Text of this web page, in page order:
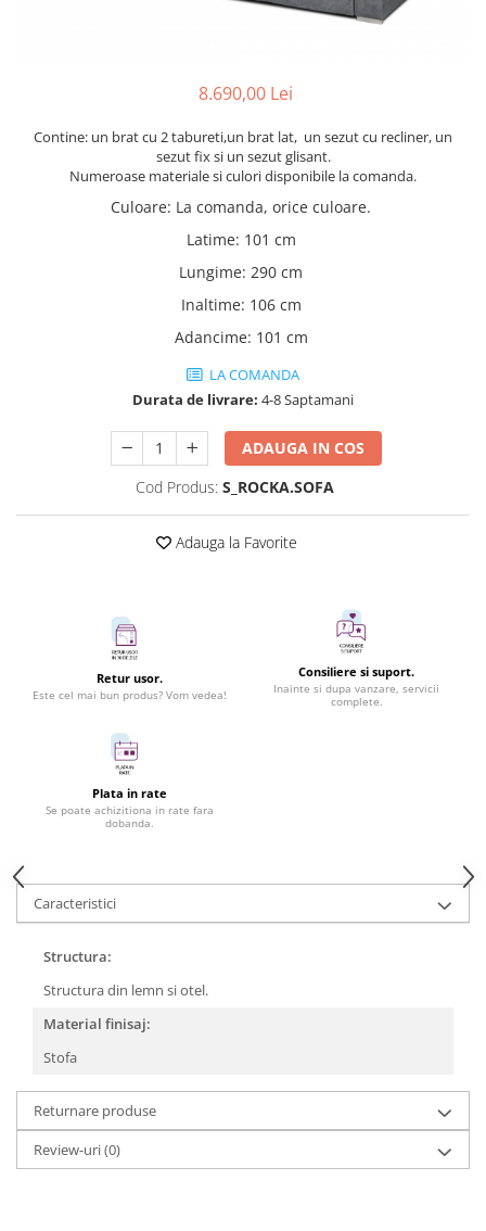
8.690,00 Lei
Contine: un brat cu 2 tabureti,un brat lat, un sezut cu recliner, un
sezut fix si un sezut glisant.
Numeroase materiale si culori disponibile la comanda.
Culoare: La comanda, orice culoare.
Latime: 101 cm
Lungime: 290 cm
Inaltime: 106 cm
Adancime: 101 cm
LA COMANDA
Durata de livrare: 4-8 Saptamani
ADAUGA IN COS
Cod Produs: S_ROCKA.SOFA
Adauga la Favorite
Retur usor.
Este cel mai bun produs? Vom vedea!
Consiliere si suport.
Inainte si dupa vanzare, servicii
complete.
Plata in rate
Se poate achizitiona in rate fara
dobanda.
Caracteristici
Structura:
Structura din lemn si otel.
Material finisaj:
Stofa
Returnare produse
Review-uri(0)